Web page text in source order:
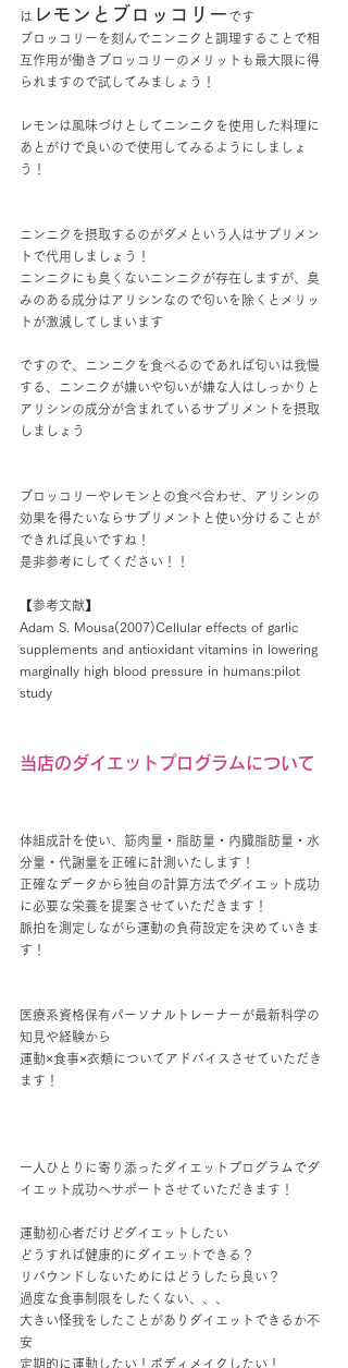
は レモンとブロッコリー です
ブロッコリーを刻んでニンニクと調理することで相
互作用が働きブロッコリーのメリットも最大限に得
られますので試してみましょう！
レモンは風味づけとしてニンニクを使用した料理に
あとがけで良いので使用してみるようにしましょ
う！
ニンニクを摂取するのがダメという人はサプリメン
トで代用しましょう！
ニンニクにも臭くないニンニクが存在しますが、臭
みのある成分はアリシンなので匂いを除くとメリッ
トが激減してしまいます
ですので、ニンニクを食べるのであれば匂いは我慢
する、ニンニクが嫌いや匂いが嫌な人はしっかりと
アリシンの成分が含まれているサプリメントを摂取
しましょう
ブロッコリーやレモンとの食べ合わせ、アリシンの
効果を得たいならサプリメントと使い分けることが
できれば良いですね！
是非参考にしてください！！
【参考文献】
Adam S. Mousa(2007)Cellular effects of garlic
supplements and antioxidant vitamins in lowering
marginally high blood pressure in humans:pilot
study
当店のダイエットプログラムについて
体組成計を使い、筋肉量・脂肪量・内臓脂肪量・水
分量・代謝量を正確に計測いたします！
正確なデータから独自の計算方法でダイエット成功
に必要な栄養を提案させていただきます！
脈拍を測定しながら運動の負荷設定を決めていきま
す！
医療系資格保有パーソナルトレーナーが最新科学の
知見や経験から
運動×食事×衣類についてアドバイスさせていただき
ます！
一人ひとりに寄り添ったダイエットプログラムでダ
イエット成功へサポートさせていただきます！
運動初心者だけどダイエットしたい
どうすれば健康的にダイエットできる？
リバウンドしないためにはどうしたら良い？
過度な食事制限をしたくない、、、
大きい怪我をしたことがありダイエットできるか不
安
定期的に運動したい！ボディメイクしたい！